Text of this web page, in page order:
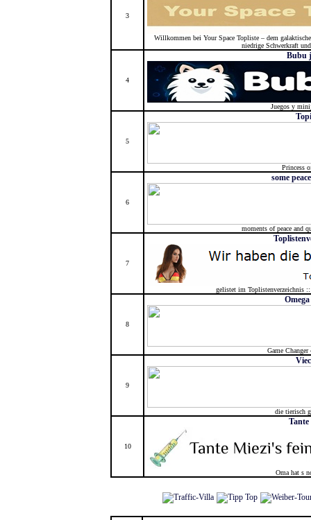
3
Willkommen bei Your Space Topliste – dem
niedrige Schwerkraft
4
Bubu
Juegos y
5
Princess
6
some
moments of peace and
7
gelistet im Toplistenverzeichnis
8
Game Changer
9
die tierisch
10
Tante
Oma hat s